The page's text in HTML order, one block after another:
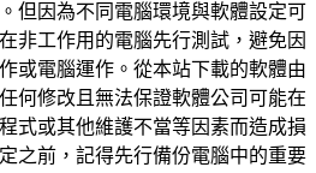
但因為不同電腦環境與軟體設定可
非工作用的電腦先行測試，避免因
或電腦運作。從本站下載的軟體由
何修改且無法保證軟體公司可能在
式或其他維護不當等因素而造成損
之前，記得先行備份電腦中的重要